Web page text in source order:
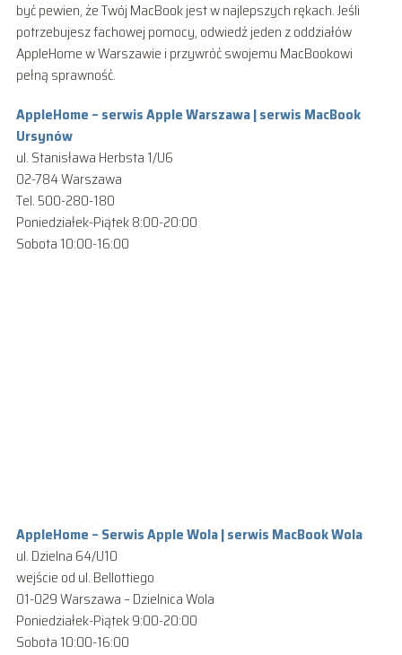
być pewien, że Twój MacBook jest w najlepszych rękach. Jeśli
potrzebujesz fachowej pomocy, odwiedź jeden z oddziałów
AppleHome w Warszawie i przywróć swojemu MacBookowi
pełną sprawność.
AppleHome – serwis Apple Warszawa | serwis MacBook
Ursynów
ul. Stanisława Herbsta 1/U6
02-784 Warszawa
Tel. 500-280-180
Poniedziałek-Piątek 8:00-20:00
Sobota 10:00-16:00
AppleHome – Serwis Apple Wola | serwis MacBook Wola
ul. Dzielna 64/U10
wejście od ul. Bellottiego
01-029 Warszawa – Dzielnica Wola
Poniedziałek-Piątek 9:00-20:00
Sobota 10:00-16:00